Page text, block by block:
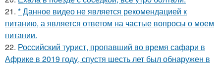
21. * Данное видео не является рекомендацией к
питанию, а является ответом на частые вопросы о моем
питании.
22. Российский турист, пропавший во время сафари в
Африке в 2019 году, спустя шесть лет был обнаружен в